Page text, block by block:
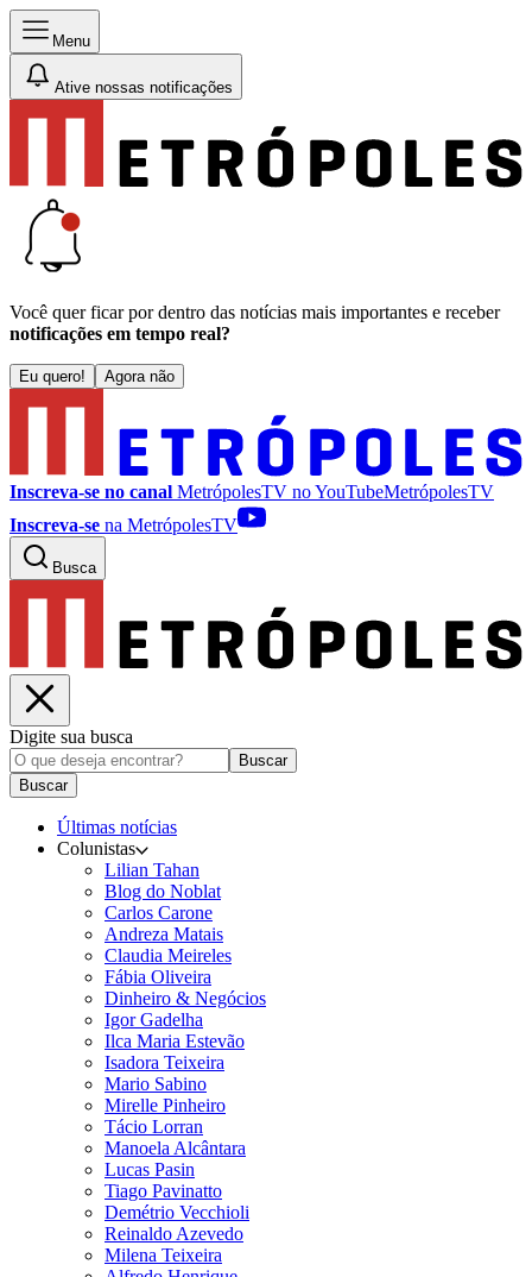
Menu
Ative nossas notificações
Você quer ficar por dentro das notícias mais importantes e receber
notificações em tempo real?
Eu quero! Agora não
Inscreva-se no canal MetrópolesTV noYouTubeMetrópolesTV
Inscreva-se na MetrópolesTV
Busca
Digite sua busca
Buscar
Buscar
Últimas notícias
Colunistas
Lilian Tahan
Blog do Noblat
Carlos Carone
Andreza Matais
Claudia Meireles
Fábia Oliveira
Dinheiro & Negócios
Igor Gadelha
Ilca Maria Estevão
Isadora Teixeira
Mario Sabino
Mirelle Pinheiro
Tácio Lorran
Manoela Alcântara
Lucas Pasin
Tiago Pavinatto
Demétrio Vecchioli
Reinaldo Azevedo
Milena Teixeira